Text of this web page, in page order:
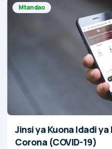
Mtandao
Jinsi ya Kuona Idadi
Corona (COVID-19)